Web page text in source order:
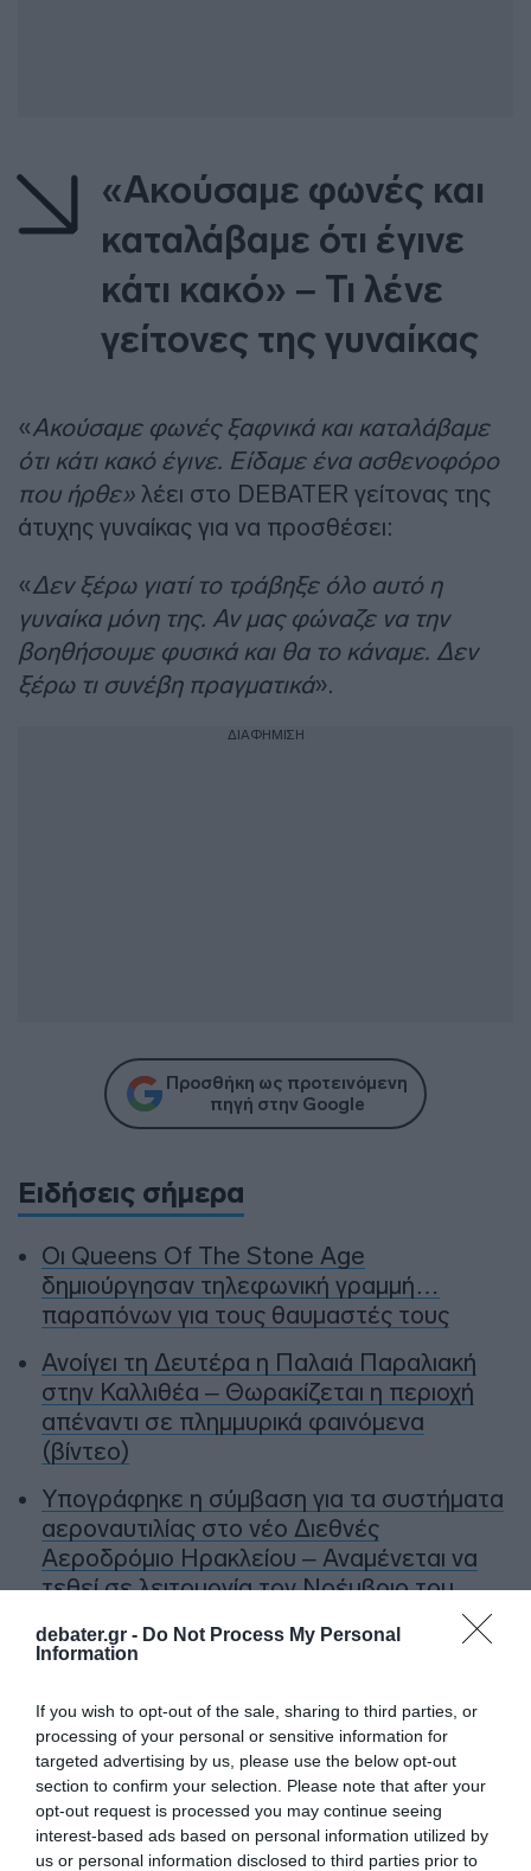
debater.gr - Do Not Process My Personal
Information
If you wish to opt-out of the sale, sharing to third parties, or
processing of your personal or sensitive information for
targeted advertising by us, please use the below opt-out
section to confirm your selection. Please note that after your
opt-out request is processed you may continue seeing
interest-based ads based on personal information utilized by
us or personal information disclosed to third parties prior to
«Ακούσαμε φωνές και
καταλάβαμε ότι έγινε
κάτι κακό» – Τι λένε
γείτονες της γυναίκας
«Ακούσαμε φωνές ξαφνικά και καταλάβαμε
ότι κάτι κακό έγινε. Είδαμε ένα ασθενοφόρο
που ήρθε» λέει στο DEBATER γείτονας της
άτυχης γυναίκας για να προσθέσει:
«Δεν ξέρω γιατί το τράβηξε όλο αυτό η
γυναίκα μόνη της. Αν μας φώναζε να την
βοηθήσουμε φυσικά και θα το κάναμε. Δεν
ξέρω τι συνέβη πραγματικά».
ΔΙΑΦΗΜΙΣΗ
Προσθήκη ως προτεινόμενη
πηγή στην Google
Ειδήσεις σήμερα
Οι Queens Of The Stone Age
δημιούργησαν τηλεφωνική γραμμή…
παραπόνων για τους θαυμαστές τους
Ανοίγει τη Δευτέρα η Παλαιά Παραλιακή
στην Καλλιθέα – Θωρακίζεται η περιοχή
απέναντι σε πλημμυρικά φαινόμενα
(βίντεο)
Υπογράφηκε η σύμβαση για τα συστήματα
αεροναυτιλίας στο νέο Διεθνές
Αεροδρόμιο Ηρακλείου – Αναμένεται να
τεθεί σε λειτουργία τον Νοέμβριο του
Χατζηδάκης: “Άκυρες από 1η Οκτωβρίου οι
Υποχρεωτική η δημοσίευσή τους στις
ιστοσελίδες των φορέων που τις εκδίδουν”
Ακολούθησε το debater.gr στοGoogle News
και μάθετε πρώτοι όλες τις ειδήσεις